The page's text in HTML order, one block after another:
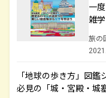
一
雑
旅の
「地球の歩き方」図
必見の「城・宮殿・城